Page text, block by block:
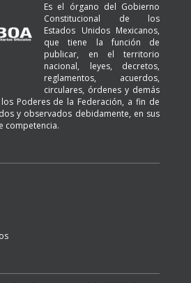
Es el órgano del Gobierno
Constitucional de los
Estados Unidos Mexicanos,
que tiene la función de
publicar, en el territorio
nacional, leyes, decretos,
reglamentos, acuerdos,
circulares, órdenes y demás
Poderes de la Federación, a fin de
y observados debidamente, en sus
competencia.